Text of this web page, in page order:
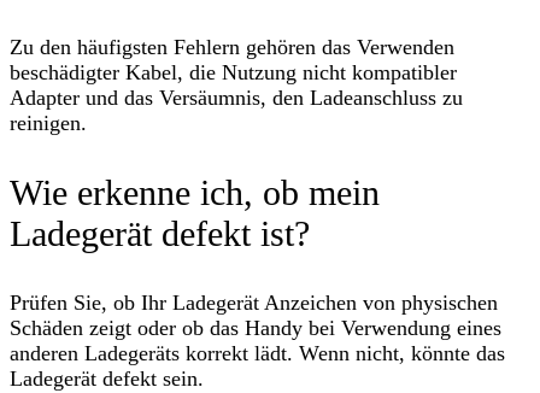
Zu den häufigsten Fehlern gehören das Verwenden
beschädigter Kabel, die Nutzung nicht kompatibler
Adapter und das Versäumnis, den Ladeanschluss zu
reinigen.
Wie erkenne ich, ob mein
Ladegerät defekt ist?
Prüfen Sie, ob Ihr Ladegerät Anzeichen von physischen
Schäden zeigt oder ob das Handy bei Verwendung eines
anderen Ladegeräts korrekt lädt. Wenn nicht, könnte das
Ladegerät defekt sein.